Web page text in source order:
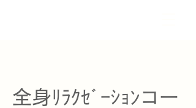
全身ﾘﾗｸｾﾞｰｼｮﾝコー